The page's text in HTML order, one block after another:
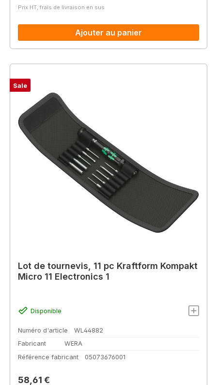
Prix HT, frais de livraison en sus
Ajouter au panier
Sale
Lot de tournevis, 11 pc Kraftform Kompakt
Micro 11 Electronics 1
Disponible
Numéro d'article
WL44882
Fabricant
WERA
Référence fabricant
05073676001
Prix régulier :
58,61 €